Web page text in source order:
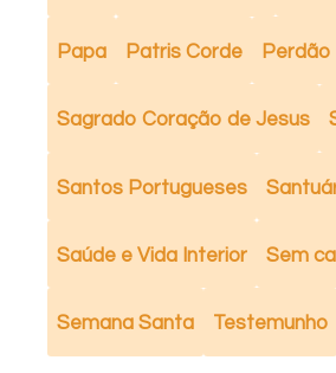
Papa Patris Corde Perdão
Sagrado Coração de Jesus
Santos Portugueses
Saúde e Vida Interior Sem
Semana Santa Testemunho